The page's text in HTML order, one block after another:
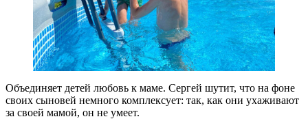
Объединяет детей любовь к маме. Сергей шутит, что на фоне
своих сыновей немного комплексует: так, как они ухаживают
за своей мамой, он не умеет.